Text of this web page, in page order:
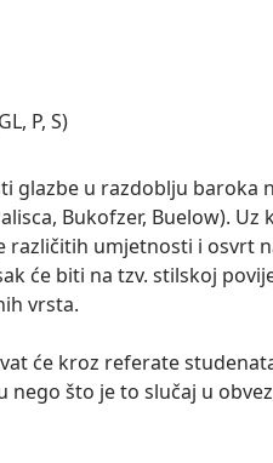
P, S)
glazbe u razdoblju baroka
Bukofzer, Buelow).
različitih umjetnosti i osvrt
će biti na tzv. stilskoj
vrsta.
će kroz referate
nego što je to slučaj u